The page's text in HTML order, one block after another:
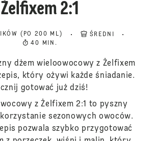
Żelfixem 2:1
(PO 200 ML)
ŚREDNI
40 MIN.
dżem wieloowocowy z Żelfixem
który ożywi każde śniadanie.
gotować już dziś!
z Żelfixem 2:1 to pyszny
sezonowych owoców.
pozwala szybko przygotować